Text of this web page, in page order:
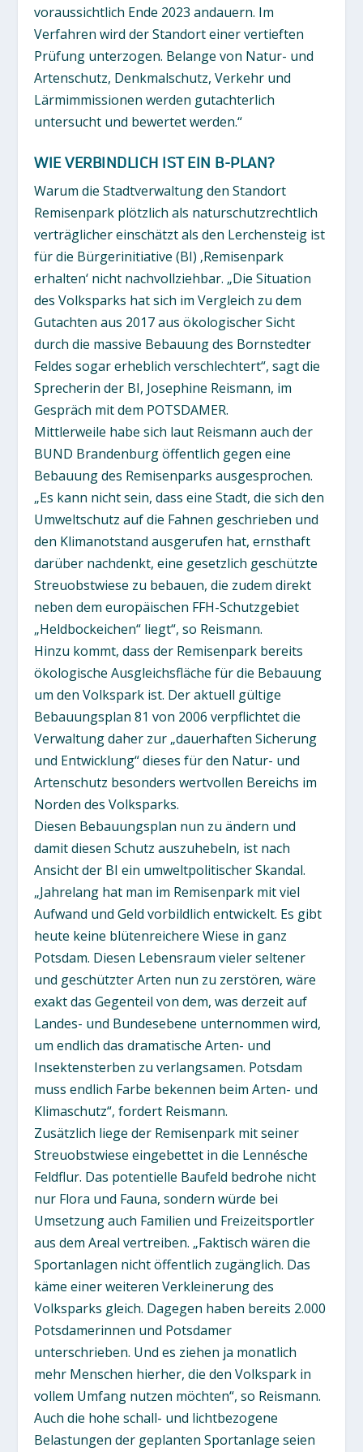
voraussichtlich Ende 2023 andauern. Im
Verfahren wird der Standort einer vertieften
Prüfung unterzogen. Belange von Natur- und
Artenschutz, Denkmalschutz, Verkehr und
Lärmimmissionen werden gutachterlich
untersucht und bewertet werden.“
WIE VERBINDLICH IST EIN B-PLAN?
Warum die Stadtverwaltung den Standort
Remisenpark plötzlich als naturschutzrechtlich
verträglicher einschätzt als den Lerchensteig ist
für die Bürgerinitiative (BI) ‚Remisenpark
erhalten‘ nicht nachvollziehbar. „Die Situation
des Volksparks hat sich im Vergleich zu dem
Gutachten aus 2017 aus ökologischer Sicht
durch die massive Bebauung des Bornstedter
Feldes sogar erheblich verschlechtert“, sagt die
Sprecherin der BI, Josephine Reismann, im
Gespräch mit dem POTSDAMER.
Mittlerweile habe sich laut Reismann auch der
BUND Brandenburg öffentlich gegen eine
Bebauung des Remisenparks ausgesprochen.
„Es kann nicht sein, dass eine Stadt, die sich den
Umweltschutz auf die Fahnen geschrieben und
den Klimanotstand ausgerufen hat, ernsthaft
darüber nachdenkt, eine gesetzlich geschützte
Streuobstwiese zu bebauen, die zudem direkt
neben dem europäischen FFH-Schutzgebiet
„Heldbockeichen“ liegt“, so Reismann.
Hinzu kommt, dass der Remisenpark bereits
ökologische Ausgleichsfläche für die Bebauung
um den Volkspark ist. Der aktuell gültige
Bebauungsplan 81 von 2006 verpflichtet die
Verwaltung daher zur „dauerhaften Sicherung
und Entwicklung“ dieses für den Natur- und
Artenschutz besonders wertvollen Bereichs im
Norden des Volksparks.
Diesen Bebauungsplan nun zu ändern und
damit diesen Schutz auszuhebeln, ist nach
Ansicht der BI ein umweltpolitischer Skandal.
„Jahrelang hat man im Remisenpark mit viel
Aufwand und Geld vorbildlich entwickelt. Es gibt
heute keine blütenreichere Wiese in ganz
Potsdam. Diesen Lebensraum vieler seltener
und geschützter Arten nun zu zerstören, wäre
exakt das Gegenteil von dem, was derzeit auf
Landes- und Bundesebene unternommen wird,
um endlich das dramatische Arten- und
Insektensterben zu verlangsamen. Potsdam
muss endlich Farbe bekennen beim Arten- und
Klimaschutz“, fordert Reismann.
Zusätzlich liege der Remisenpark mit seiner
Streuobstwiese eingebettet in die Lennésche
Feldflur. Das potentielle Baufeld bedrohe nicht
nur Flora und Fauna, sondern würde bei
Umsetzung auch Familien und Freizeitsportler
aus dem Areal vertreiben. „Faktisch wären die
Sportanlagen nicht öffentlich zugänglich. Das
käme einer weiteren Verkleinerung des
Volksparks gleich. Dagegen haben bereits 2.000
Potsdamerinnen und Potsdamer
unterschrieben. Und es ziehen ja monatlich
mehr Menschen hierher, die den Volkspark in
vollem Umfang nutzen möchten“, so Reismann.
Auch die hohe schall- und lichtbezogene
Belastungen der geplanten Sportanlage seien